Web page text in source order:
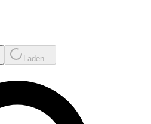
Laden...